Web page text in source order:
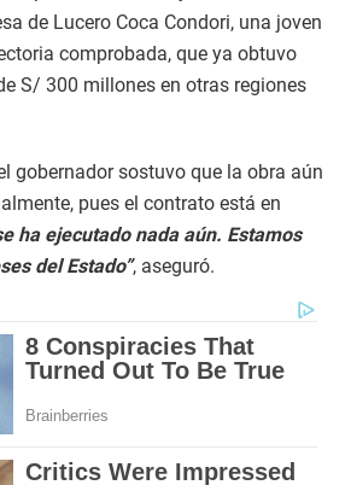
de Lucero Coca Condori, una joven
comprobada, que ya obtuvo
S/ 300 millones en otras regiones
gobernador sostuvo que la obra aún
pues el contrato está en
ha ejecutado nada aún. Estamos
del Estado”, aseguró.